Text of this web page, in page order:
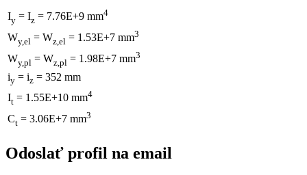
Iy = Iz = 7.76E+9 mm4
Wy,el = Wz,el = 1.53E+7 mm3
Wy,pl = Wz,pl = 1.98E+7 mm3
iy = iz = 352 mm
It = 1.55E+10 mm4
Ct = 3.06E+7 mm3
Odoslať profil na email